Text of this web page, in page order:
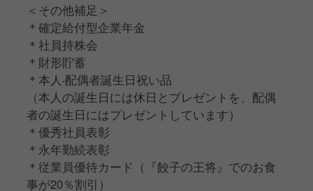
＜その他補足＞
＊確定給付型企業年金
＊社員持株会
＊財形貯蓄
＊本人‧配偶者誕生日祝い品
（本人の誕生日には休日とプレゼントを、配偶
者の誕生日にはプレゼントしています）
＊優秀社員表彰
＊永年勤続表彰
＊従業員優待カード（『餃子の王将』でのお食
事が20％割引）